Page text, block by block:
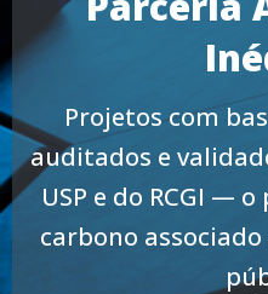
Projetos com
auditados e
USP e do RCGI —
carbono